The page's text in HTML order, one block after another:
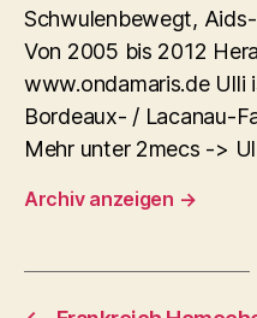
Schwulenbewegt,
Von 2005 bis 2012
www.ondamaris.de Ulli
Bordeaux- / Lacanau-
Mehr unter 2mecs ->
Archiv anzeigen →